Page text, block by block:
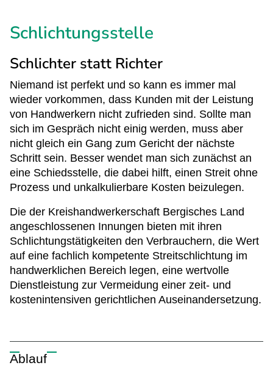
Schlichtungsstelle
Schlichter statt Richter
Niemand ist perfekt und so kann es immer mal
wieder vorkommen, dass Kunden mit der Leistung
von Handwerkern nicht zufrieden sind. Sollte man
sich im Gespräch nicht einig werden, muss aber
nicht gleich ein Gang zum Gericht der nächste
Schritt sein. Besser wendet man sich zunächst an
eine Schiedsstelle, die dabei hilft, einen Streit ohne
Prozess und unkalkulierbare Kosten beizulegen.
Die der Kreishandwerkerschaft Bergisches Land
angeschlossenen Innungen bieten mit ihren
Schlichtungstätigkeiten den Verbrauchern, die Wert
auf eine fachlich kompetente Streitschlichtung im
handwerklichen Bereich legen, eine wertvolle
Dienstleistung zur Vermeidung einer zeit- und
kostenintensiven gerichtlichen Auseinandersetzung.
Ablauf